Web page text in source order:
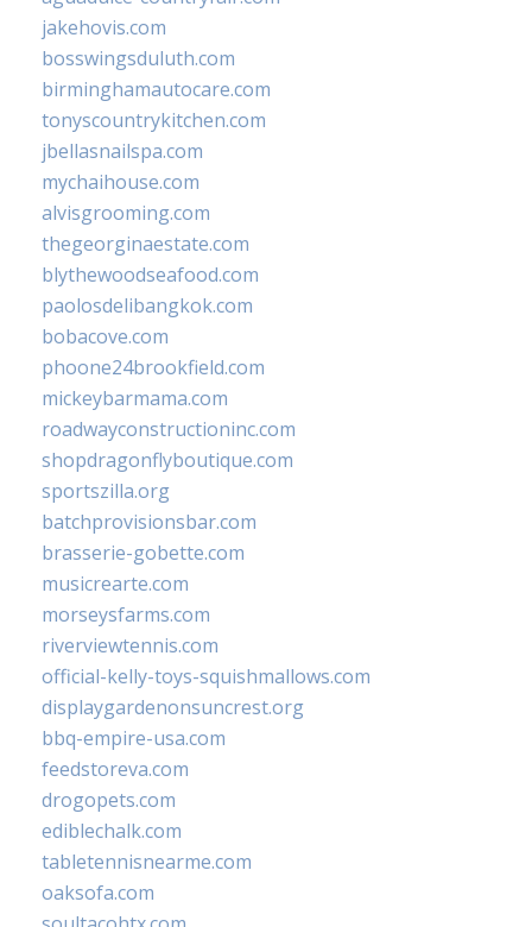
jakehovis.com
bosswingsduluth.com
birminghamautocare.com
tonyscountrykitchen.com
jbellasnailspa.com
mychaihouse.com
alvisgrooming.com
thegeorginaestate.com
blythewoodseafood.com
paolosdelibangkok.com
bobacove.com
phoone24brookfield.com
mickeybarmama.com
roadwayconstructioninc.com
shopdragonflyboutique.com
sportszilla.org
batchprovisionsbar.com
brasserie-gobette.com
musicrearte.com
morseysfarms.com
riverviewtennis.com
official-kelly-toys-squishmallows.com
displaygardenonsuncrest.org
bbq-empire-usa.com
feedstoreva.com
drogopets.com
ediblechalk.com
tabletennisnearme.com
oaksofa.com